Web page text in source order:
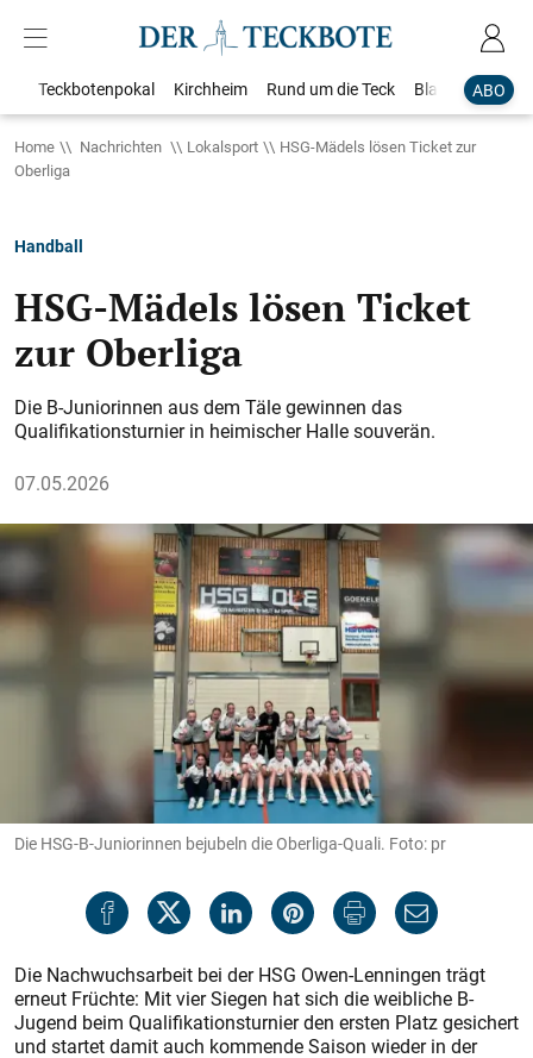
ABO
Teckbotenpokal Kirchheim Rund um die Teck Blaulicht
Home Nachrichten Lokalsport
HSG-Mädels lösen Ticket zur
Oberliga
Handball
HSG-Mädels lösen Ticket
zur Oberliga
Die B-Juniorinnen aus dem Täle gewinnen das
Qualifikationsturnier in heimischer Halle souverän.
07.05.2026
Die HSG-B-Juniorinnen bejubeln die Oberliga-Quali. Foto: pr
Die Nachwuchsarbeit bei der HSG Owen-Lenningen trägt
erneut Früchte: Mit vier Siegen hat sich die weibliche B-
Jugend beim Qualifikationsturnier den ersten Platz gesichert
und startet damit auch kommende Saison wieder in der